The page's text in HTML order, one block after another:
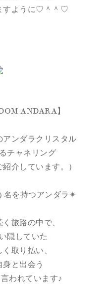
すように♡＾＾♡
ANDARA】
アンダラクリスタル
チャネリング
介しています。）
名を持つアンダラ✴︎
旅路の中で、
隠していた
取り払い、
と出会う
われています♪